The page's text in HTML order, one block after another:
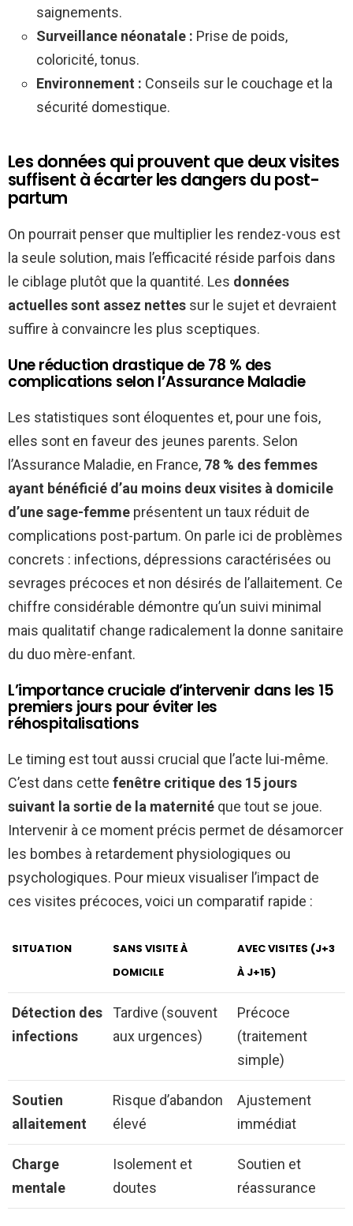
saignements.
Surveillance néonatale : Prise de poids,
coloricité, tonus.
Environnement : Conseils sur le couchage et la
sécurité domestique.
Les données qui prouvent que deux visites
suffisent à écarter les dangers du post-
partum
On pourrait penser que multiplier les rendez-vous est
la seule solution, mais l’efficacité réside parfois dans
le ciblage plutôt que la quantité. Les données
actuelles sont assez nettes sur le sujet et devraient
suffire à convaincre les plus sceptiques.
Une réduction drastique de 78 % des
complications selon l’Assurance Maladie
Les statistiques sont éloquentes et, pour une fois,
elles sont en faveur des jeunes parents. Selon
l’Assurance Maladie, en France, 78 % des femmes
ayant bénéficié d’au moins deux visites à domicile
d’une sage-femme présentent un taux réduit de
complications post-partum. On parle ici de problèmes
concrets : infections, dépressions caractérisées ou
sevrages précoces et non désirés de l’allaitement. Ce
chiffre considérable démontre qu’un suivi minimal
mais qualitatif change radicalement la donne sanitaire
du duo mère-enfant.
L’importance cruciale d’intervenir dans les 15
premiers jours pour éviter les
réhospitalisations
Le timing est tout aussi crucial que l’acte lui-même.
C’est dans cette fenêtre critique des 15 jours
suivant la sortie de la maternité que tout se joue.
Intervenir à ce moment précis permet de désamorcer
les bombes à retardement physiologiques ou
psychologiques. Pour mieux visualiser l’impact de
ces visites précoces, voici un comparatif rapide :
SITUATION
SANS VISITE À
DOMICILE
AVEC VISITES (J+3
À J+15)
Détection des
infections
Tardive (souvent
aux urgences)
Précoce
(traitement
simple)
Soutien
allaitement
Risque d’abandon
élevé
Ajustement
immédiat
Charge
mentale
Isolement et
doutes
Soutien et
réassurance